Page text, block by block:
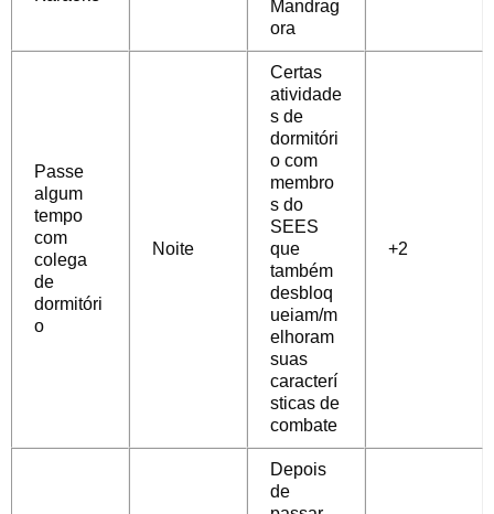
Mandrag
ora
Passe
algum
tempo
com
colega
de
dormitóri
o
Noite
Certas
atividade
s de
dormitóri
o com
membro
s do
SEES
que
também
desbloq
ueiam/m
elhoram
suas
caracterí
sticas de
combate
+2
Depois
de